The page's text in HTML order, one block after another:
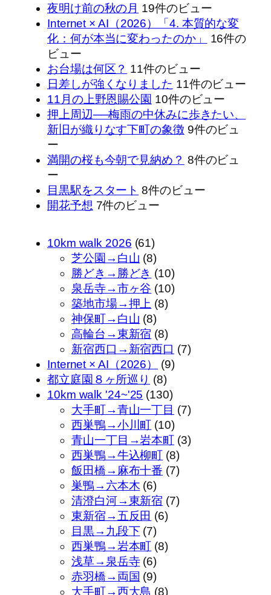
夜明け前の秋の月 19件のビュー
Internet × AI（2026）「4. 本質的な変
化：何が本当に変わったのか」
16件の
ビュー
お台場は何区？ 11件のビュー
日差しが強くなりました 11件のビュー
11月の上野恩賜公園 10件のビュー
押上周辺──梅雨の中休みに歩きたい、
新旧が織りなす下町の象徴 9件のビュ
ー
満開の桜も今朝で見納め？ 8件のビュ
ー
目黒駅をスタート 8件のビュー
開花予想 7件のビュー
10km walk 2026 (61)
芝公園→白山 (8)
勝どき→勝どき (10)
泉岳寺→市ヶ谷 (10)
築地市場→押上 (8)
神保町→白山 (8)
高輪台→東新宿 (8)
新宿西口→新宿西口 (7)
Internet × AI（2026）
(9)
都立庭園８ヶ所巡り (8)
10km walk '24~'25 (130)
大手町→青山一丁目 (7)
西巣鴨→小川町 (10)
青山一丁目→岩本町 (3)
西巣鴨→牛込柳町 (8)
飯田橋→麻布十番 (7)
巣鴨→六本木 (6)
清澄白河→東新宿 (7)
東新宿→五反田 (6)
目黒→九段下(7)
西巣鴨→岩本町 (8)
浅草→泉岳寺(6)
赤羽橋→両国 (9)
大手町→西大島 (8)